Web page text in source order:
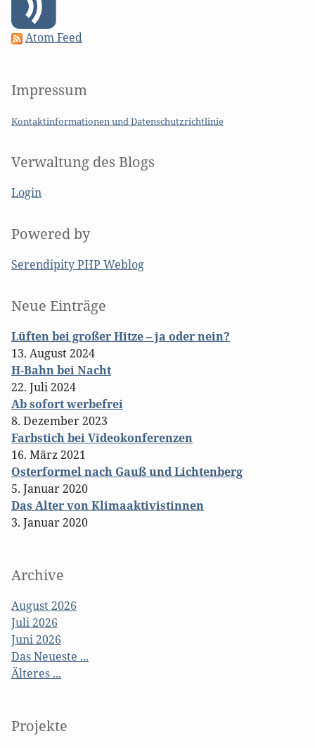
Atom Feed
Impressum
Kontaktinformationen und Datenschutzrichtlinie
Verwaltung des Blogs
Login
Powered by
Serendipity PHP Weblog
Seitenleiste
Neue Einträge
Lüften bei großer Hitze – ja oder nein?
13. August 2024
H-Bahn bei Nacht
22. Juli 2024
Ab sofort werbefrei
8. Dezember 2023
Farbstich bei Videokonferenzen
16. März 2021
Osterformel nach Gauß und Lichtenberg
5. Januar 2020
Das Alter von Klimaaktivistinnen
3. Januar 2020
Archive
August 2026
Juli 2026
Juni 2026
Das Neueste ...
Älteres ...
Projekte